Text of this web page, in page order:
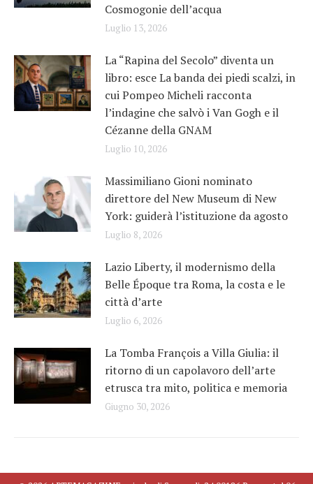
Cosmogonie dell’acqua
Luglio 13, 2026
La “Rapina del Secolo” diventa un
libro: esce La banda dei piedi scalzi, in
cui Pompeo Micheli racconta
l’indagine che salvò i Van Gogh e il
Cézanne della GNAM
Luglio 10, 2026
Massimiliano Gioni nominato
direttore del New Museum di New
York: guiderà l’istituzione da agosto
Luglio 8, 2026
Lazio Liberty, il modernismo della
Belle Époque tra Roma, la costa e le
città d’arte
Luglio 6, 2026
La Tomba François a Villa Giulia: il
ritorno di un capolavoro dell’arte
etrusca tra mito, politica e memoria
Giugno 30, 2026